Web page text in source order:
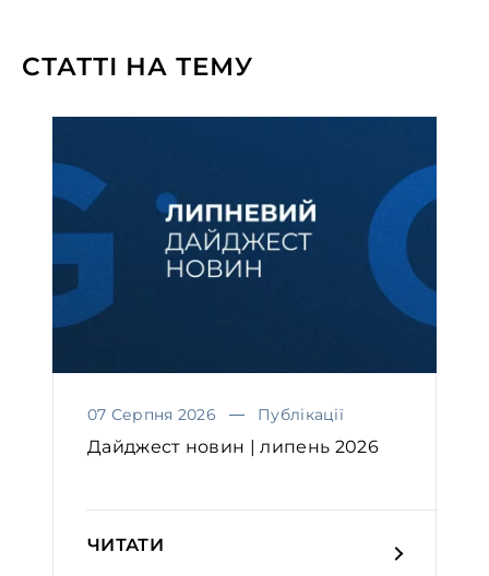
СТАТТІ НА ТЕМУ
07 Серпня 2026 Публікації
Дайджест новин | липень 2026
ЧИТАТИ